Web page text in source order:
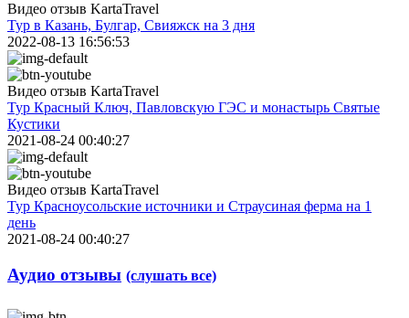
Видео отзыв KartaTravel
Тур в Казань, Булгар, Свияжск на 3 дня
2022-08-13 16:56:53
Видео отзыв KartaTravel
Тур Красный Ключ, Павловскую ГЭС и монастырь Святые
Кустики
2021-08-24 00:40:27
Видео отзыв KartaTravel
Тур Красноусольские источники и Страусиная ферма на 1
день
2021-08-24 00:40:27
Аудио отзывы (слушать все)